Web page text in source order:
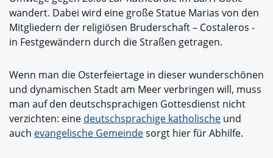
wandert. Dabei wird eine große Statue Marias von den
Mitgliedern der religiösen Bruderschaft – Costaleros -
in Festgewändern durch die Straßen getragen.
Wenn man die Osterfeiertage in dieser wunderschönen
und dynamischen Stadt am Meer verbringen will, muss
man auf den deutschsprachigen Gottesdienst nicht
verzichten: eine deutschsprachige katholische und
auch evangelische Gemeindesorgt hier für Abhilfe.